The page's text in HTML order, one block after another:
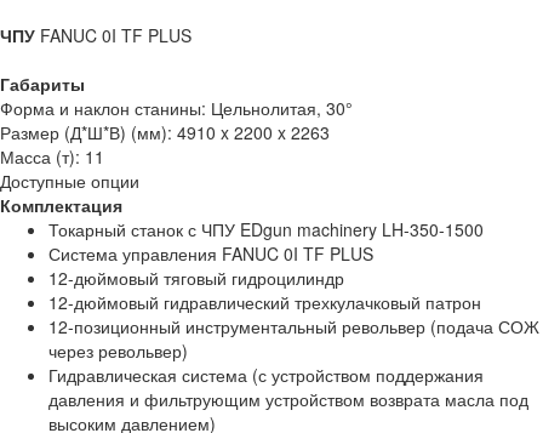
ЧПУ FANUC 0I TF PLUS
Габариты
Форма и наклон станины: Цельнолитая, 30°
Размер (Д*Ш*В) (мм): 4910 x 2200 x 2263
Масса (т): 11
Доступные опции
Комплектация
Токарный станок с ЧПУ EDgun machinery LH-350-1500
Система управления FANUC 0I TF PLUS
12-дюймовый тяговый гидроцилиндр
12-дюймовый гидравлический трехкулачковый патрон
12-позиционный инструментальный револьвер (подача СОЖ
через револьвер)
Гидравлическая система (с устройством поддержания
давления и фильтрующим устройством возврата масла под
высоким давлением)